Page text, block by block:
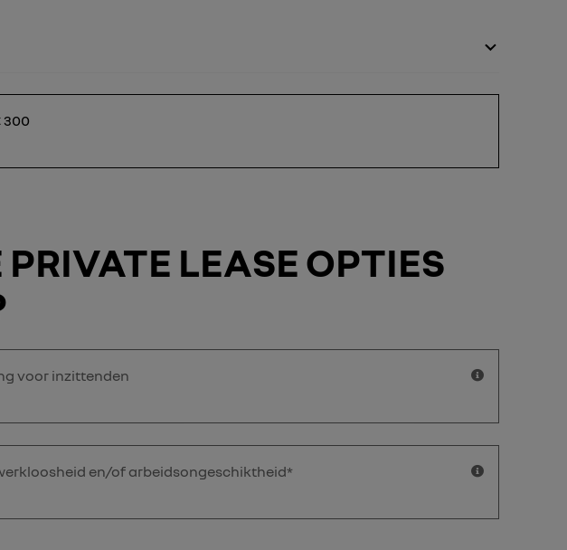
300
LEASE OPTIES
voor inzittenden
en/of arbeidsongeschiktheid*